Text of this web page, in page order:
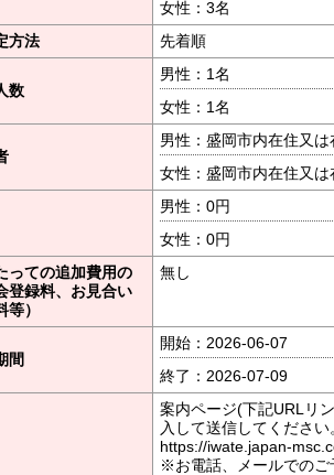
女性：3名
方法
先着順
数
男性：1名
女性：1名
男性：盛岡市内在住又
女性：盛岡市内在住又
男性：0円
女性：0円
っての追加費用の
登録料、お見合い
）
無し
間
開始：2026-06-07
終了：2026-07-09
案内ページ(下記URLリ
入して送信してください
https://iwate.japan-
※お電話、メールでのご